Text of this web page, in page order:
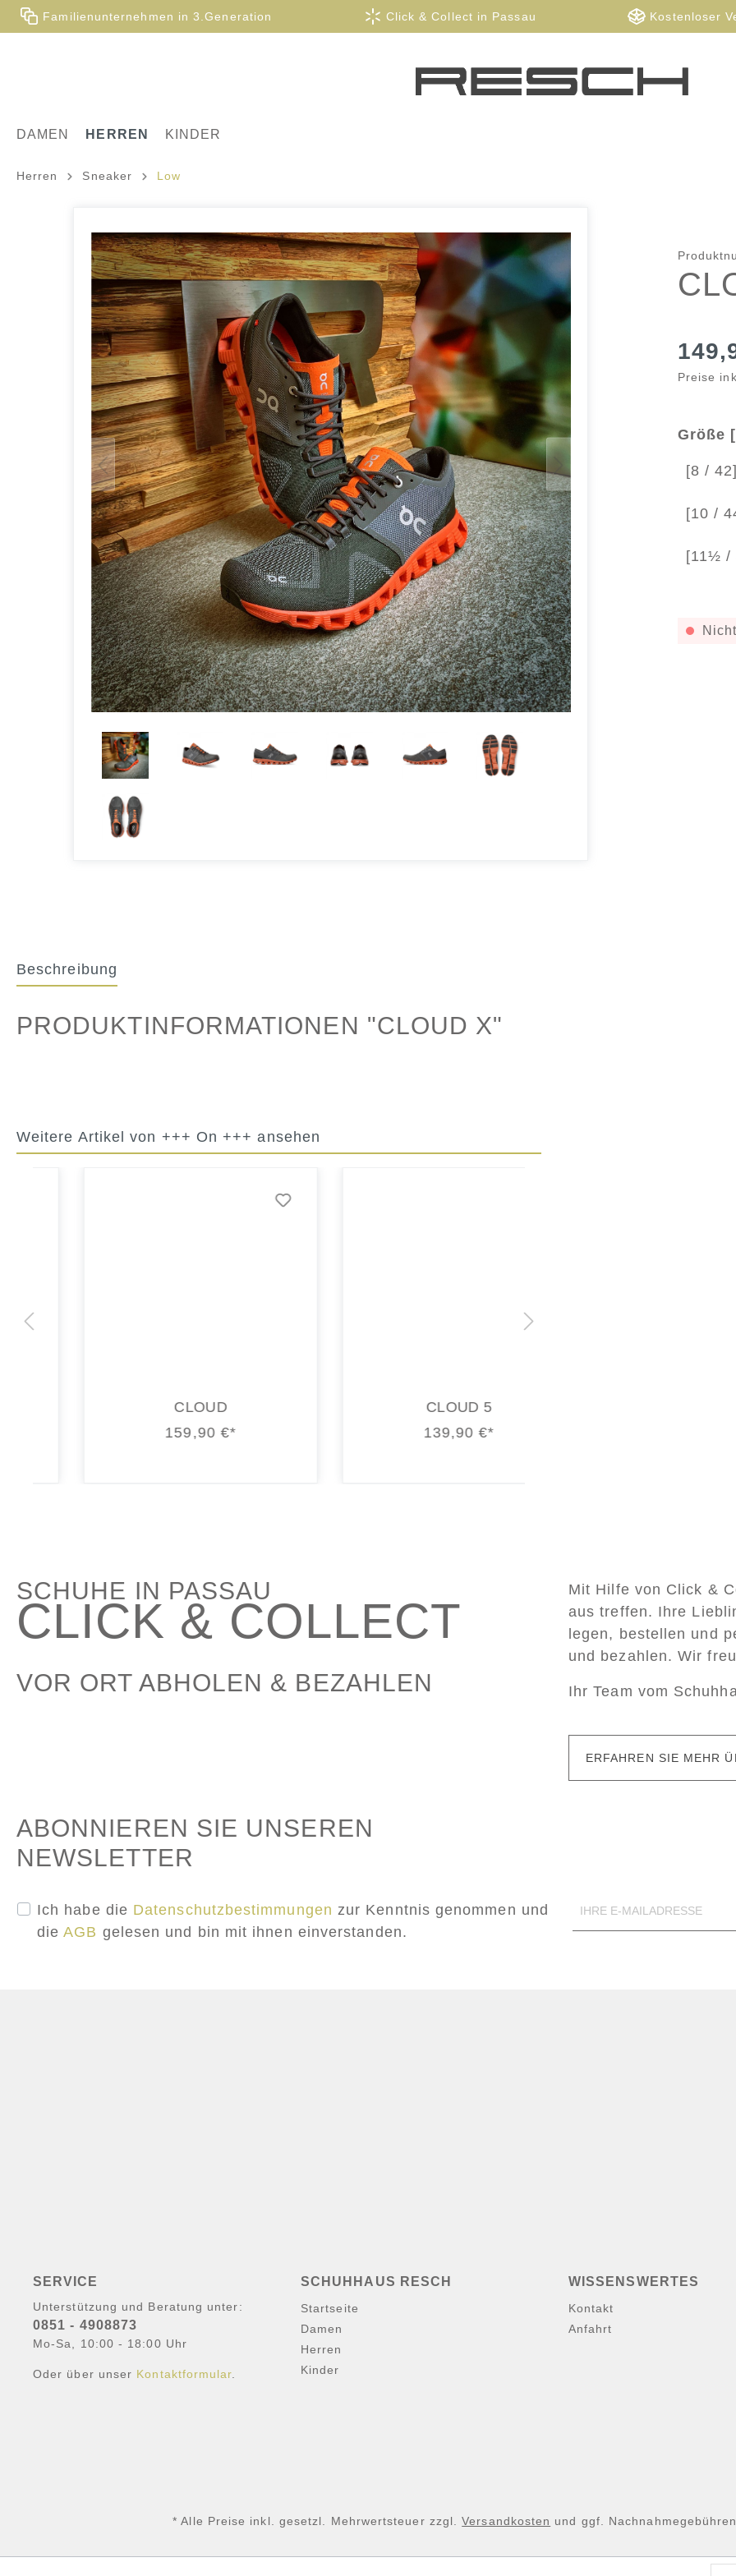
Familienunternehmen in 3.Generation Click & Collect in Passau Kostenloser
DAMEN HERREN KINDER
Herren Sneaker Low
Preise
Größe
[8 / 42]
[10 /
[11½ /
Weitere Artikel von +++ On +++ ansehen
CLOUD
159,90 €*
CLOUD 5
139,90 €*
Beschreibung
PRODUKTINFORMATIONEN "CLOUD X"
SCHUHE IN PASSAU
CLICK & COLLECT
VOR ORT ABHOLEN & BEZAHLEN
Mit Hilfe von Click &
aus treffen. Ihre
legen, bestellen und
und bezahlen. Wir
Ihr Team vom
ERFAHREN SIE MEHR
ABONNIEREN SIE UNSEREN
NEWSLETTER
Ich habe die Datenschutzbestimmungen zur Kenntnis genommen und
dieAGB gelesen und bin mit ihnen einverstanden.
SERVICE
Unterstützung und Beratung unter:
0851 - 4908873
Mo-Sa, 10:00 - 18:00 Uhr
Oder über unser Kontaktformular
SCHUHHAUS RESCH
Startseite
Damen
Herren
Kinder
WISSENSWERTES
Kontakt
Anfahrt
* Alle Preise inkl. gesetzl. Mehrwertsteuer zzgl.Versandkosten und ggf.